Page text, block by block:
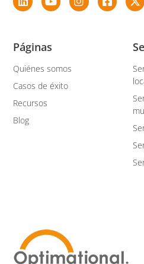
Páginas
Quiénes somos
Casos de éxito
Recursos
Blog